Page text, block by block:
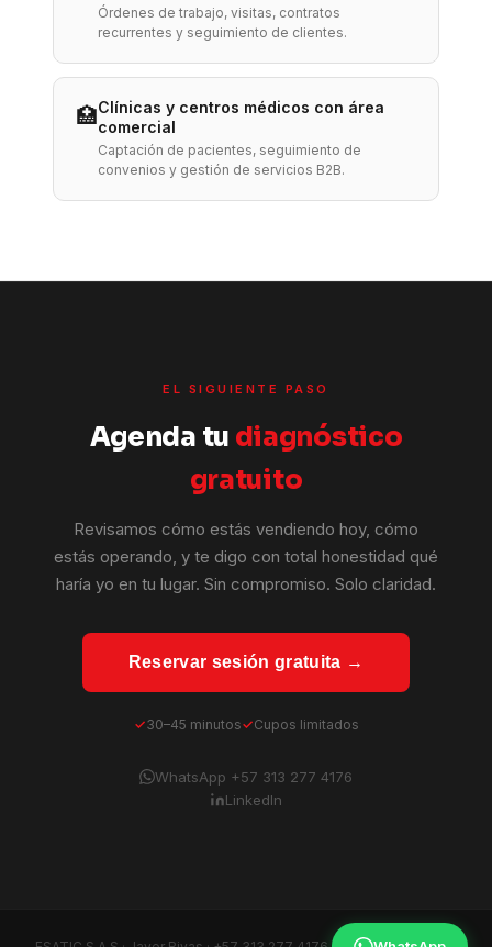
Órdenes de trabajo, visitas, contratos
recurrentes y seguimiento de clientes.
🏥Clínicas y centros médicos con área
comercial
Captación de pacientes, seguimiento de
convenios y gestión de servicios B2B.
EL SIGUIENTE PASO
Agenda tu diagnóstico
gratuito
Revisamos cómo estás vendiendo hoy, cómo
estás operando, y te digo con total honestidad qué
haría yo en tu lugar. Sin compromiso. Solo claridad.
Reservar sesión gratuita →
30–45 minutos Cupos limitados
WhatsApp +57 313 277 4176
LinkedIn